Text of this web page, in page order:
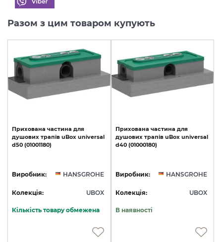
Разом з цим товаром купують
Прихована частина для
душових трапів uBox universal
d50 (01001180)
Виробник: HANSGROHE
Колекція: UBOX
Кількість товару обмежена
Прихована частина для
душових трапів uBox universal
d40 (01000180)
Виробник: HANSGROHE
Колекція: UBOX
В наявності